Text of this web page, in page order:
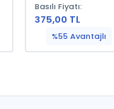
Şimşek
Basılı Fiyatı:
375,00 TL
%55 Avantajlı